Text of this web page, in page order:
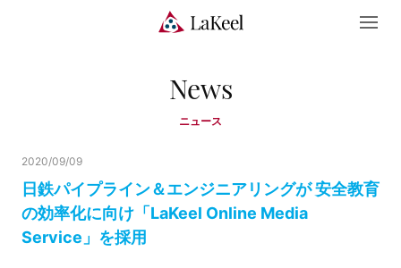
News
ニュース
日鉄パイプライン＆エンジニアリングが 安全教育
の効率化に向け「LaKeel Online Media
Service」を採用
2020/09/09